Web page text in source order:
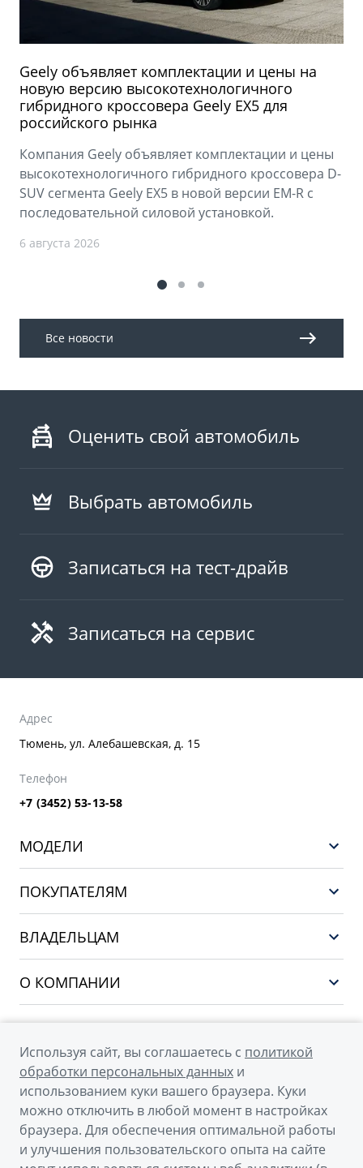
Geely объявляет комплектации и цены на
новую версию высокотехнологичного
гибридного кроссовера Geely EX5 для
российского рынка
Компания Geely объявляет комплектации и цены
высокотехнологичного гибридного кроссовера D-
SUV сегмента Geely EX5 в новой версии EM-R с
последовательной силовой установкой.
6 августа 2026
Все новости
Оценить свой автомобиль
Выбрать автомобиль
Записаться на тест-драйв
Записаться на сервис
Адрес
Тюмень, ул. Алебашевская, д. 15
Телефон
+7 (3452) 53-13-58
МОДЕЛИ
CITYRAY
ATLAS
OKAVANGO
MONJARO
Архивные модели
ПОКУПАТЕЛЯМ
ВЛАДЕЛЬЦАМ
О КОМПАНИИ
Новости
Наша команда
Правовая информация
Контакты
Мы в соцсетях
© 2026
Используя сайт, вы соглашаетесь с политикой
обработки персональных данных и
использованием куки вашего браузера. Куки
можно отключить в любой момент в настройках
браузера. Для обеспечения оптимальной работы
и улучшения пользовательского опыта на сайте